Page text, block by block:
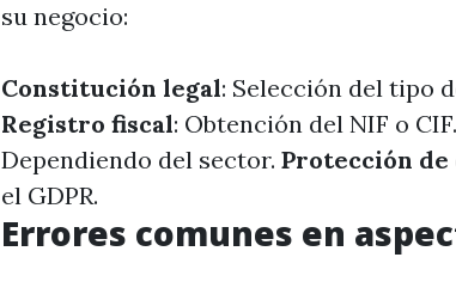
su negocio:
Constitución legal: Selección del tipo
Registro fiscal: Obtención del NIF o CIF.
Dependiendo del sector. Protección de
el GDPR.
Errores comunes en